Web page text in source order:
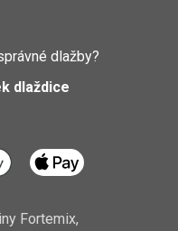
dlažby?
dlaždice
Fortemix,